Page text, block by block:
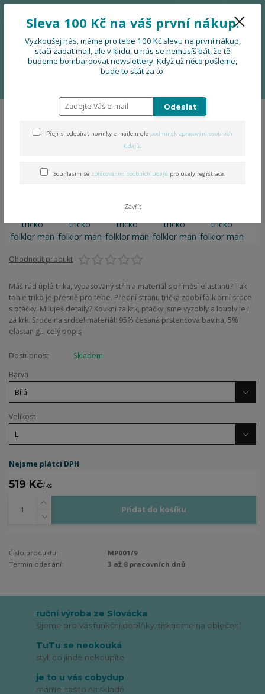
Menu
0 Kč
Pánské tričko folklor man
Ohodnotit produkt
Máš rád úplé trika, vypasovaný střih a materiál s příměsí elastanu? Tak
tohle triko je přesně pro tebe. Přední stranu trička zdobí folklorní srdce
s ptáčky. Miluješ detaily? Koukni za krk, ptáčky jsme vyzobly a louply je i
za krk. Srdce na srdce! materiál: 95% česaná prstencová bavlna, 5%
elastan g... celý popis
Dostupnost
Skladem
Barva
Velikost
Nejsme plátci DPH
519 Kč/ks
Přidat do košíku
Číslo produktu:
MP001/9
Termín odeslání:
3 až 8 pracovních dnů
ruční výroba ze Slovácka
šijeme pro Vás funkční doplňky, tiskneme na oblečení
TuTu se neokouká
styl, co jinde nekoupíte
je to u vás cobydup
máme našito na skladě
Sleva 100 Kč na váš první nákup.
Vyzkoušej nás, máme pro tebe 100 Kč slevu na první nákup,
stačí zadat mail, ale v klidu, u nás se nemusíš bát, že tě
budeme bombardovat newslettery. Když už něco pošleme,
bude to stát za to.
Odeslat
Přeji si odebírat novinky e-mailem dle podmínek zpracování osobních
údajů.
Souhlasím se zpracováním osobních údajů pro účely registrace.
Zavřít